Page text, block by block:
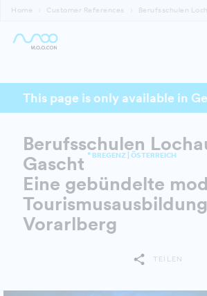
Home Customer References Berufsschulen
This page is only available in
Berufsschulen
Gascht * BREGENZ | ÖSTERREICH
Eine gebündelte
Vorarlberg
TEILEN